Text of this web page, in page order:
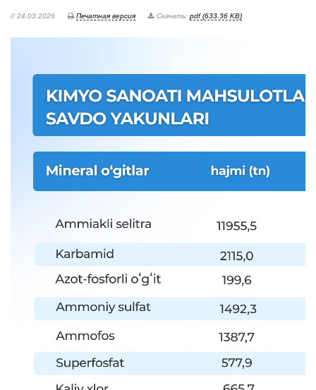
// 24.03.2026 Печатная версия Скачать: pdf (633.36 KB)